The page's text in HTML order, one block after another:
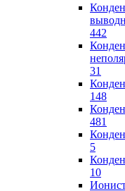
442
31
148
481
5
10